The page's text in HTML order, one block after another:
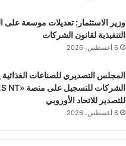
وزير الاستثمار: تعديلات موسعة على
التنفيذية لقانون الشركات
6 أغسطس، 2026
المجلس التصديري للصناعات
للتصدير للاتحاد الأوروبي
6 أغسطس، 2026